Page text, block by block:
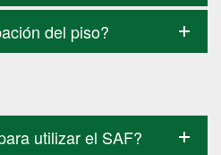
del piso?
utilizar el SAF?